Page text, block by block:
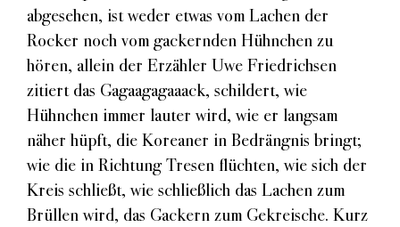
abgesehen, ist weder etwas vom Lachen der
Rocker noch vom gackernden Hühnchen zu
hören, allein der Erzähler Uwe Friedrichsen
zitiert das Gagaagagaaack, schildert, wie
Hühnchen immer lauter wird, wie er langsam
näher hüpft, die Koreaner in Bedrängnis bringt;
wie die in Richtung Tresen flüchten, wie sich der
Kreis schließt, wie schließlich das Lachen zum
Brüllen wird, das Gackern zum Gekreische. Kurz